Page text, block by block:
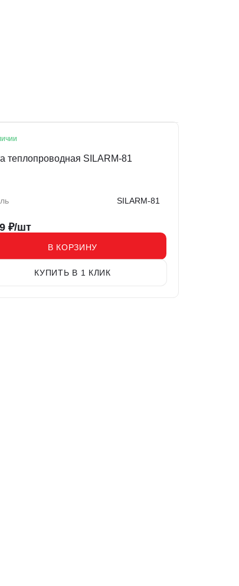
теплопроводная SILARM-81
SILARM-81
₽/шт
В КОРЗИНУ
КУПИТЬ В 1 КЛИК